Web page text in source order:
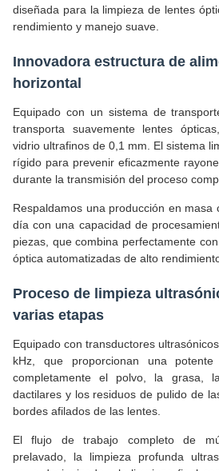
diseñada para la limpieza de lentes
rendimiento y manejo suave.
Innovadora estructura de
horizontal
Equipado con un sistema de
transporta suavemente lentes
vidrio ultrafinos de 0,1 mm. El sistema
rígido para prevenir eficazmente
durante la transmisión del proceso
Respaldamos una producción en masa
día con una capacidad de
piezas, que combina perfectamente
óptica automatizadas de alto
Proceso de limpieza
varias etapas
Equipado con transductores
kHz, que proporcionan una
completamente el polvo, la grasa,
dactilares y los residuos de pulido de
bordes afilados de las lentes.
El flujo de trabajo completo de
prelavado, la limpieza profunda